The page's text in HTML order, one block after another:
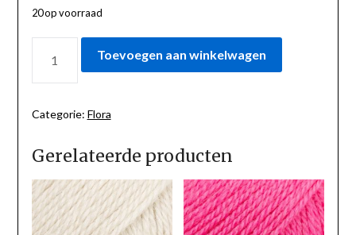
20 op voorraad
MIDDERNACHTSCHADUW
AANTAL
Toevoegen aan winkelwagen
Categorie: Flora
Gerelateerde producten